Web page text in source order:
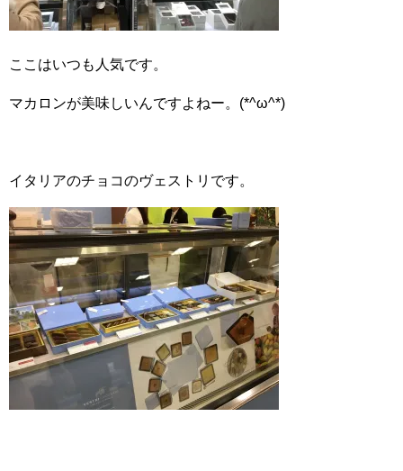
ここはいつも人気です。
マカロンが美味しいんですよねー。(*^ω^*)
イタリアのチョコのヴェストリです。